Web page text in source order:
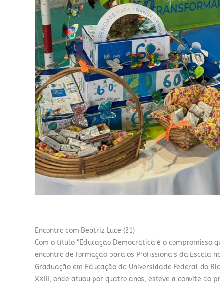
Encontro com Beatriz Luce (21)
Com o título “Educação Democrática é o compromisso
encontro de formação para os Profissionais da Escola
Graduação em Educação da Universidade Federal do
XXIII, onde atuou por quatro anos, esteve a convite do